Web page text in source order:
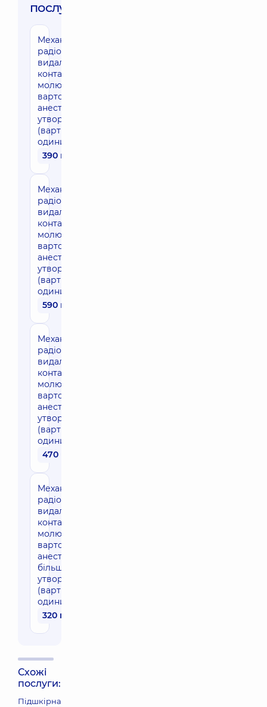
послуги:
Механічне (або
радіохвильове)
видалення
контагіозних
молюсків (без
вартості
анестезії), 11-20
утворень
(вартість за
одиницю)
390 грн
Механічне (або
радіохвильове)
видалення
контагіозних
молюсків (без
вартості
анестезії), 1-5
утворень
(вартість за
одиницю)
590 грн
Механічне (або
радіохвильове)
видалення
контагіозних
молюсків (без
вартості
анестезії), 6-10
утворень
(вартість за
одиницю)
470 грн
Механічне (або
радіохвильове)
видалення
контагіозних
молюсків (без
вартості
анестезії),
більше 20
утворень
(вартість за
одиницю)
320 грн
Схожі
послуги:
Підшкірна